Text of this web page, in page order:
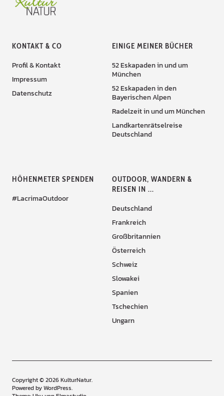
KONTAKT & CO
Profil & Kontakt
Impressum
Datenschutz
EINIGE MEINER BÜCHER
52 Eskapaden in und um
München
52 Eskapaden in den
Bayerischen Alpen
Radelzeit in und um München
Landkartenrätselreise
Deutschland
HÖHENMETER SPENDEN
#LacrimaOutdoor
OUTDOOR, WANDERN &
REISEN IN ...
Deutschland
Frankreich
Großbritannien
Österreich
Schweiz
Slowakei
Spanien
Tschechien
Ungarn
Copyright © 2026 KulturNatur
Powered byWordPress